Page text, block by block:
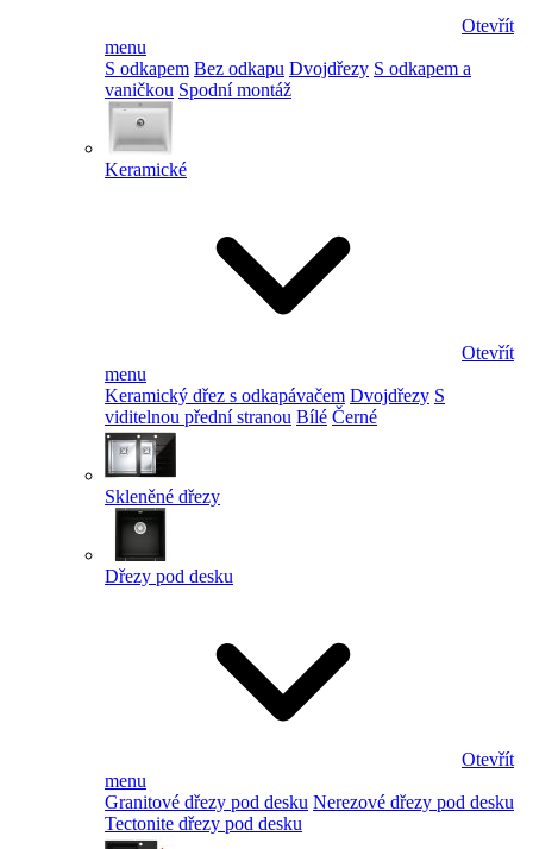
Otevřít
menu
S odkapem Bez odkapu Dvojdřezy S odkapem a
vaničkou Spodní montáž
Keramické
Otevřít
menu
Keramický dřez s odkapávačem Dvojdřezy S
viditelnou přední stranou Bílé Černé
Skleněné dřezy
Dřezy pod desku
Otevřít
menu
Granitové dřezy pod desku Nerezové dřezy pod desku
Tectonite dřezy pod desku